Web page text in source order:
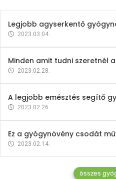
Legjobb agyserkentő
2023.03.04.
Minden amit tudni szeretnél
2023.02.28.
A legjobb emésztés segítő
2023.02.26.
Ez a gyógynövény csodát
2023.02.14.
összes
Vitaminok